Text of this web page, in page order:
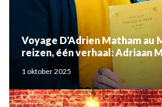
Voyage D'Adrien Matham au
reizen, één verhaal: Adriaan
Mouden
1 oktober 2025